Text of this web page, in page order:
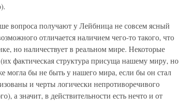
вопроса получают у Лейбница не совсем ясный
отличается наличием чего-то такого, что
но наличествует в реальном мире. Некоторые
фактическая структура присуща нашему миру, но
бы не быть у нашего мира, если бы он стал
и черты логически непротиворечивого
а значит, в действительности есть нечто и от